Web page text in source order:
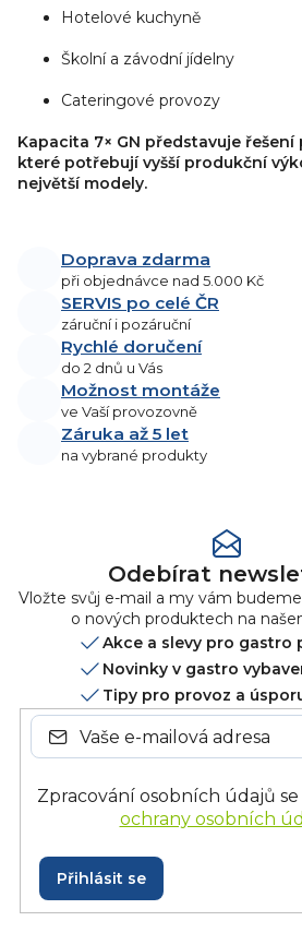
Hotelové kuchyně
Školní a závodní jídelny
Cateringové provozy
Kapacita 7× GN představuje
které potřebují vyšší produkční
největší modely.
Doprava zdarma
při objednávce nad 5.000 Kč
SERVIS po celé ČR
záruční i pozáruční
Rychlé doručení
do 2 dnů u Vás
Možnost montáže
ve Vaší provozovně
Záruka až 5 let
na vybrané produkty
Odebírat
Vložte svůj e-mail a my vám
o nových produktech na
Akce a slevy pro gastro
Novinky v gastro
Tipy pro provoz a
Zpracování osobních údajů se
ochrany osobních
Přihlásit se